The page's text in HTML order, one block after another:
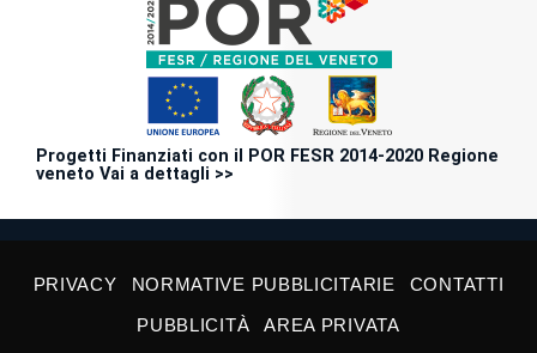
Progetti Finanziati con il POR FESR 2014-2020 Regione
veneto Vai a dettagli >>
PRIVACY NORMATIVE PUBBLICITARIE
CONTATTI
PUBBLICITÀ
AREA PRIVATA